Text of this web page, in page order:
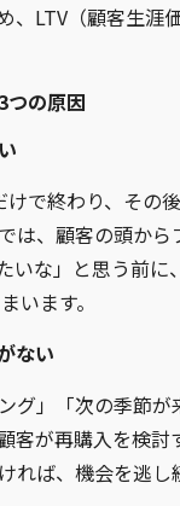
、LTV（顧客生涯
つの原因
で終わり、その
は、顧客の頭か
いな」と思う前に
います。
ない
グ」「次の季節
客が再購入を検討
れば、機会を逃し